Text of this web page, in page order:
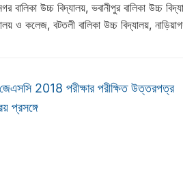
বালিকা উচ্চ বিদ্যালয়, ভবানীপুর বালিকা উচ্চ
ও কলেজ, বটতলী বালিকা উচ্চ বিদ্যালয়,
জেএসসি 2018 পরীক্ষার পরীক্ষিত উত্তরপত্র
প্রসঙ্গে